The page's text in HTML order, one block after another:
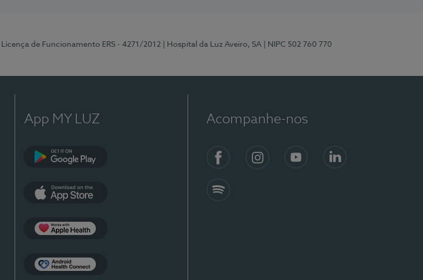
| Licença de Funcionamento ERS - 4271/2012 | Hospital da Luz Aveiro, SA | NIPC 502 760 770
App MY LUZ Acompanhe-nos